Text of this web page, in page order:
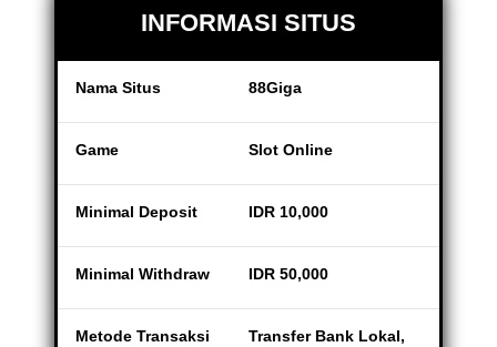
INFORMASI SITUS
Nama Situs 88Giga
Game Slot Online
Minimal Deposit IDR 10,000
Minimal Withdraw IDR 50,000
Metode Transaksi
Transfer Bank Lokal,